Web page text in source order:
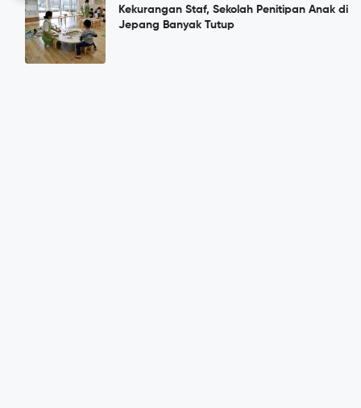
Kekurangan Staf, Sekolah Penitipan Anak di
Jepang Banyak Tutup